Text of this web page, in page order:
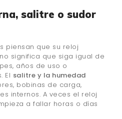
salitre o sudor
piensan que su reloj
significa que siga igual de
años de uso o
El salitre y la humedad
bobinas de carga,
internos. A veces el reloj
a fallar horas o días